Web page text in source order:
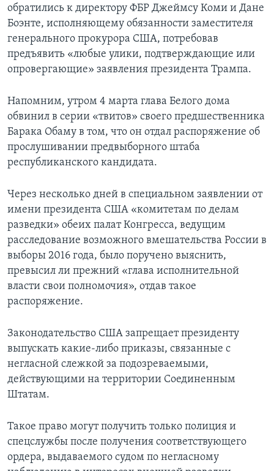
обратились к директору ФБР Джеймсу Коми и Дане
Боэнте, исполняющему обязанности заместителя
генерального прокурора США, потребовав
предъявить «любые улики, подтверждающие или
опровергающие» заявления президента Трампа.
Напомним, утром 4 марта глава Белого дома
обвинил в серии «твитов» своего предшественника
Барака Обаму в том, что он отдал распоряжение об
прослушивании предвыборного штаба
республиканского кандидата.
Через несколько дней в специальном заявлении от
имени президента США «комитетам по делам
разведки» обеих палат Конгресса, ведущим
расследование возможного вмешательства России в
выборы 2016 года, было поручено выяснить,
превысил ли прежний «глава исполнительной
власти свои полномочия», отдав такое
распоряжение.
Законодательство США запрещает президенту
выпускать какие-либо приказы, связанные с
негласной слежкой за подозреваемыми,
действующими на территории Соединенным
Штатам.
Такое право могут получить только полиция и
спецслужбы после получения соответствующего
ордера, выдаваемого судом по негласному